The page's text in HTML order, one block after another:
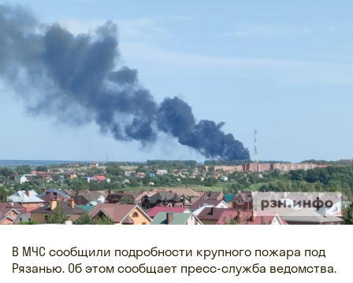
В МЧС сообщили подробности крупного пожара под
Рязанью. Об этом сообщает пресс-служба ведомства.